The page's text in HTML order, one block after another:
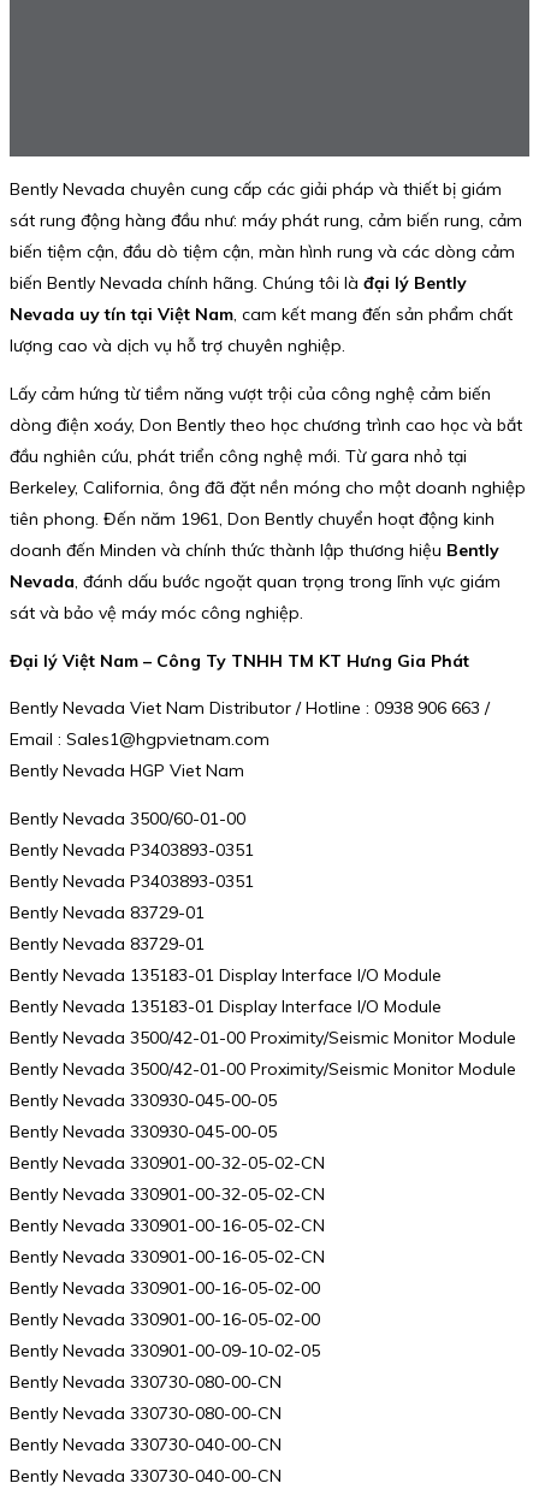
Bently Nevada chuyên cung cấp các giải pháp và thiết bị giám
sát rung động hàng đầu như: máy phát rung, cảm biến rung, cảm
biến tiệm cận, đầu dò tiệm cận, màn hình rung và các dòng cảm
biến Bently Nevada chính hãng. Chúng tôi là đại lý Bently
Nevada uy tín tại Việt Nam, cam kết mang đến sản phẩm chất
lượng cao và dịch vụ hỗ trợ chuyên nghiệp.
Lấy cảm hứng từ tiềm năng vượt trội của công nghệ cảm biến
dòng điện xoáy, Don Bently theo học chương trình cao học và bắt
đầu nghiên cứu, phát triển công nghệ mới. Từ gara nhỏ tại
Berkeley, California, ông đã đặt nền móng cho một doanh nghiệp
tiên phong. Đến năm 1961, Don Bently chuyển hoạt động kinh
doanh đến Minden và chính thức thành lập thương hiệu Bently
Nevada, đánh dấu bước ngoặt quan trọng trong lĩnh vực giám
sát và bảo vệ máy móc công nghiệp.
Đại lý Việt Nam – Công Ty TNHH TM KT Hưng Gia Phát
Bently Nevada Viet Nam Distributor / Hotline : 0938 906 663 /
Email : Sales1@hgpvietnam.com
Bently Nevada HGP Viet Nam
Bently Nevada 3500/60-01-00
Bently Nevada P3403893-0351
Bently Nevada P3403893-0351
Bently Nevada 83729-01
Bently Nevada 83729-01
Bently Nevada 135183-01 Display Interface I/O Module
Bently Nevada 135183-01 Display Interface I/O Module
Bently Nevada 3500/42-01-00 Proximity/Seismic Monitor Module
Bently Nevada 3500/42-01-00 Proximity/Seismic Monitor Module
Bently Nevada 330930-045-00-05
Bently Nevada 330930-045-00-05
Bently Nevada 330901-00-32-05-02-CN
Bently Nevada 330901-00-32-05-02-CN
Bently Nevada 330901-00-16-05-02-CN
Bently Nevada 330901-00-16-05-02-CN
Bently Nevada 330901-00-16-05-02-00
Bently Nevada 330901-00-16-05-02-00
Bently Nevada 330901-00-09-10-02-05
Bently Nevada 330730-080-00-CN
Bently Nevada 330730-080-00-CN
Bently Nevada 330730-040-00-CN
Bently Nevada 330730-040-00-CN